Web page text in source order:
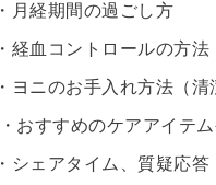
・月経期間の過ごし方
・経血コントロールの方法
・ヨニのお手入れ方法（
・おすすめのケアアイテ
・シェアタイム、質疑応答